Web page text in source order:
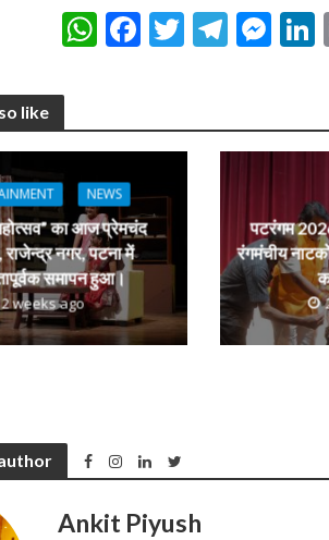
‘शेल्टर होम’ के एक सीन ने
W
s
p
p
F
b
o
k
T
er
T
gr
a
m
M
e
g
er
like
NEWS
का आज प्रेमचंद
राजेन्द्र नगर, पटना में
समापन हुआ।
2 weeks ago
पटरंगम
रंगमंचीय
Ankit Piyush